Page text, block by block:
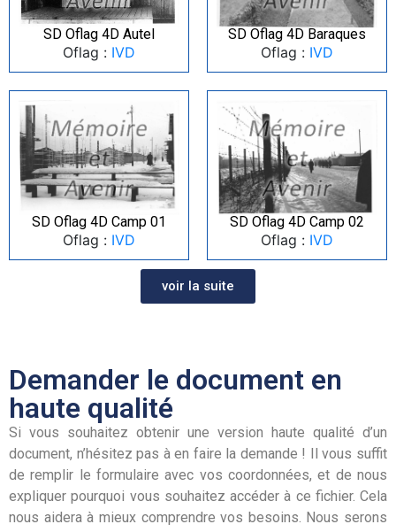
SD Oflag 4D Autel
Oflag : IVD
SD Oflag 4D Baraques
Oflag : IVD
SD Oflag 4D Camp 01
Oflag : IVD
SD Oflag 4D Camp 02
Oflag : IVD
voir la suite
Demander le document en
haute qualité
Si vous souhaitez obtenir une version haute qualité d’un
document, n’hésitez pas à en faire la demande ! Il vous suffit
de remplir le formulaire avec vos coordonnées, et de nous
expliquer pourquoi vous souhaitez accéder à ce fichier. Cela
nous aidera à mieux comprendre vos besoins. Nous serons